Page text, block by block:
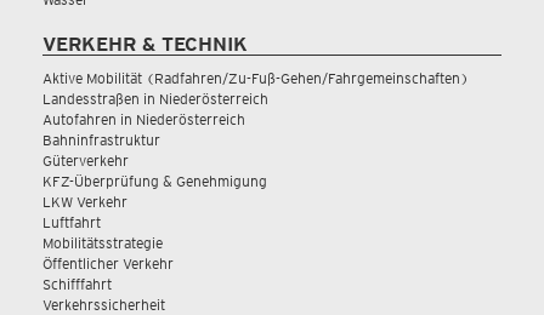
VERKEHR & TECHNIK
Aktive Mobilität (Radfahren/Zu-Fuß-Gehen/Fahrgemeinschaften)
Landesstraßen in Niederösterreich
Autofahren in Niederösterreich
Bahninfrastruktur
Güterverkehr
KFZ-Überprüfung & Genehmigung
LKW Verkehr
Luftfahrt
Mobilitätsstrategie
Öffentlicher Verkehr
Schifffahrt
Verkehrssicherheit